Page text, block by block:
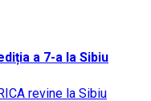
a 7-a la Sibiu